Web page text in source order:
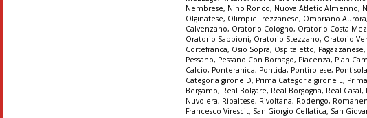
Nembrese, Nino Ronco, Nuova Atletic Almenno,
Olginatese, Olimpic Trezzanese, Ombriano Aurora,
Calvenzano, Oratorio Cologno, Oratorio Costa
Oratorio Sabbioni, Oratorio Stezzano, Oratorio
Cortefranca, Osio Sopra, Ospitaletto, Pagazzanese,
Pessano, Pessano Con Bornago, Piacenza, Pian
Calcio, Ponteranica, Pontida, Pontirolese,
Categoria girone D, Prima Categoria girone E,
Bergamo, Real Bolgare, Real Borgogna, Real Casal,
Nuvolera, Ripaltese, Rivoltana, Rodengo,
Francesco Virescit, San Giorgio Cellatica, San